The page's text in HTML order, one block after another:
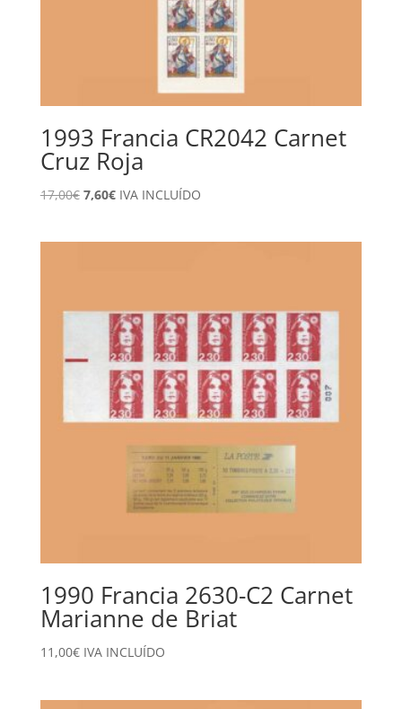
1993 Francia CR2042 Carnet
Cruz Roja
17,00€ El
7,60€ElIVA INCLUÍDO
1990 Francia 2630-C2 Carnet
Marianne de Briat
11,00€ IVA INCLUÍDO